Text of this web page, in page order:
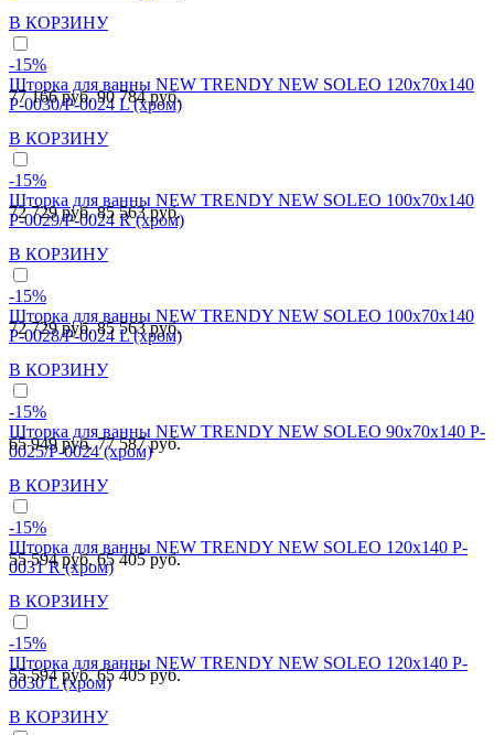
В КОРЗИНУ
-15%
Шторка для ванны NEW TRENDY NEW SOLEO 120x70x140
P-0030/P-0024 L (хром)
77 166 руб.90 784 руб.
В КОРЗИНУ
-15%
Шторка для ванны NEW TRENDY NEW SOLEO 100x70x140
P-0029/P-0024 R (хром)
72 729 руб.85 563 руб.
В КОРЗИНУ
-15%
Шторка для ванны NEW TRENDY NEW SOLEO 100x70x140
P-0028/P-0024 L (хром)
72 729 руб.85 563 руб.
В КОРЗИНУ
-15%
Шторка для ванны NEW TRENDY NEW SOLEO 90x70x140 P-
0025/P-0024 (хром)
65 949 руб.77 587 руб.
В КОРЗИНУ
-15%
Шторка для ванны NEW TRENDY NEW SOLEO 120x140 P-
0031 R (хром)
55 594 руб.65 405 руб.
В КОРЗИНУ
-15%
Шторка для ванны NEW TRENDY NEW SOLEO 120x140 P-
0030 L (хром)
55 594 руб.65 405 руб.
В КОРЗИНУ